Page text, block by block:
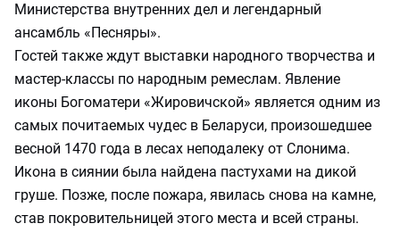
Министерства внутренних дел и легендарный
ансамбль «Песняры».
Гостей также ждут выставки народного творчества и
мастер-классы по народным ремеслам. Явление
иконы Богоматери «Жировичской» является одним из
самых почитаемых чудес в Беларуси, произошедшее
весной 1470 года в лесах неподалеку от Слонима.
Икона в сиянии была найдена пастухами на дикой
груше. Позже, после пожара, явилась снова на камне,
став покровительницей этого места и всей страны.